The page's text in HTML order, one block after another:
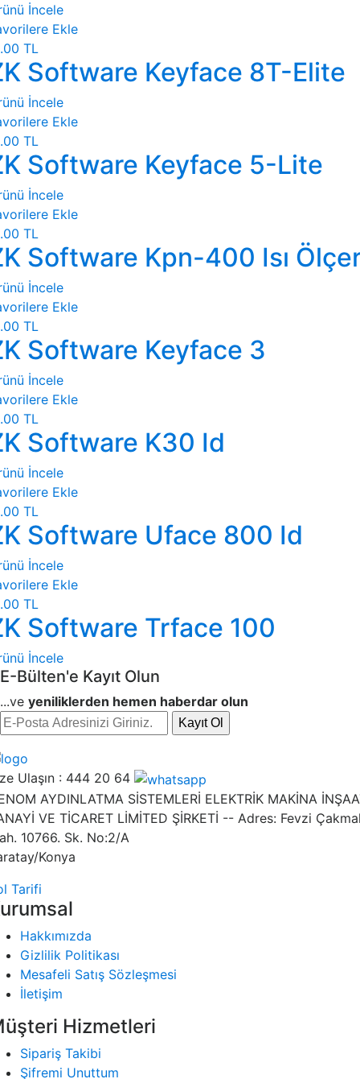
İncele
Ekle
TL
Software Keyface 8T-Elite
İncele
Ekle
TL
Software Keyface 5-Lite
İncele
Ekle
TL
Software Kpn-400 Isı
İncele
Ekle
TL
Software Keyface 3
İncele
Ekle
TL
Software K30 Id
İncele
Ekle
TL
Software Uface 800 Id
İncele
Ekle
TL
Software Trface 100
İncele
E-Bülten'e Kayıt Olun
...ve yeniliklerden hemen haberdar olun
Kayıt Ol
Ulaşın : 444 20 64
AYDINLATMA SİSTEMLERİ ELEKTRİK MAKİNA
VE TİCARET LİMİTED ŞİRKETİ -- Adres: Fevzi
10766. Sk. No:2/A
Konya
Tarifi
Hakkımızda
Gizlilik Politikası
Mesafeli Satış Sözleşmesi
İletişim
Hizmetleri
Sipariş Takibi
Şifremi Unuttum